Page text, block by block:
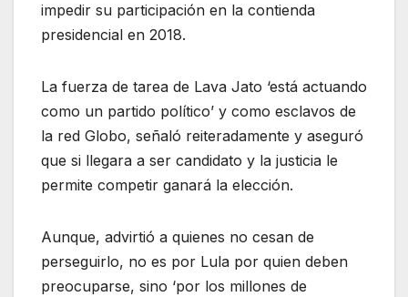
impedir su participación en la contienda
presidencial en 2018.
La fuerza de tarea de Lava Jato ‘está actuando
como un partido político’ y como esclavos de
la red Globo, señaló reiteradamente y aseguró
que si llegara a ser candidato y la justicia le
permite competir ganará la elección.
Aunque, advirtió a quienes no cesan de
perseguirlo, no es por Lula por quien deben
preocuparse, sino ‘por los millones de